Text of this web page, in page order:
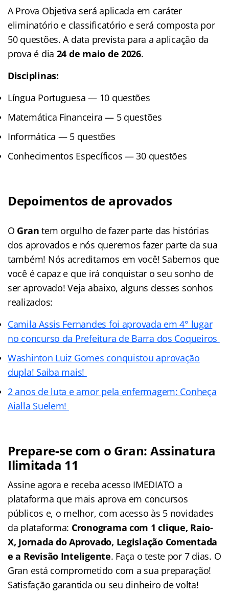
A Prova Objetiva será aplicada em caráter
eliminatório e classificatório e será composta por
50 questões. A data prevista para a aplicação da
prova é dia 24 de maio de 2026.
Disciplinas:
Língua Portuguesa — 10 questões
Matemática Financeira — 5 questões
Informática — 5 questões
Conhecimentos Específicos — 30 questões
Depoimentos de aprovados
O Gran tem orgulho de fazer parte das histórias
dos aprovados e nós queremos fazer parte da sua
também! Nós acreditamos em você! Sabemos que
você é capaz e que irá conquistar o seu sonho de
ser aprovado! Veja abaixo, alguns desses sonhos
realizados:
Camila Assis Fernandes foi aprovada em 4° lugar
no concurso da Prefeitura de Barra dos Coqueiros
Washinton Luiz Gomes conquistou aprovação
dupla! Saiba mais!
2 anos de luta e amor pela enfermagem: Conheça
Aialla Suelem!
Prepare-se com o Gran: Assinatura
Ilimitada 11
Assine agora e receba acesso IMEDIATO a
plataforma que mais aprova em concursos
públicos e, o melhor, com acesso às 5 novidades
da plataforma: Cronograma com 1 clique, Raio-
X, Jornada do Aprovado, Legislação Comentada
e a Revisão Inteligente. Faça o teste por 7 dias. O
Gran está comprometido com a sua preparação!
Satisfação garantida ou seu dinheiro de volta!